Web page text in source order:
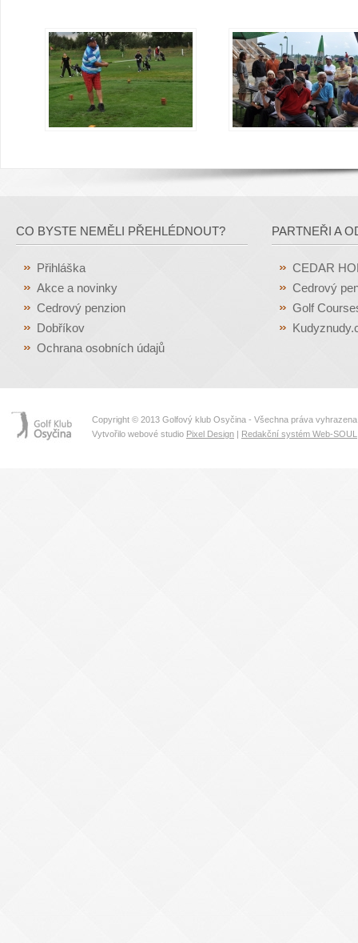
CO BYSTE NEMĚLI PŘEHLÉDNOUT?
Přihláška
Akce a novinky
Cedrový penzion
Dobříkov
Ochrana osobních údajů
PARTNEŘI A
CEDAR
Cedrový
Golf
Copyright © 2013 Golfový klub Osyčina - Všechna práva
Vytvořilo webové studio Pixel Design | Redakční systém Web-SOUL